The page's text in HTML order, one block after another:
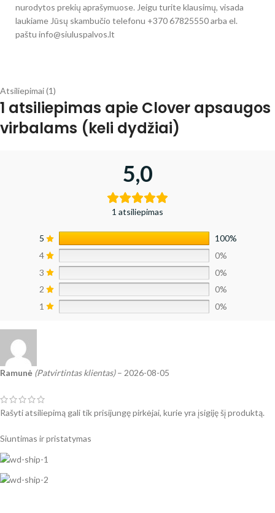
nurodytos prekių aprašymuose. Jeigu turite klausimų, visada
laukiame Jūsų skambučio telefonu +370 67825550 arba el.
paštu info@siuluspalvos.lt
Atsiliepimai (1)
1 atsiliepimas apie Clover apsaugos
virbalams (keli dydžiai)
5,0
1 atsiliepimas
5
100%
4
0%
3
0%
2
0%
1
0%
Ramunė (Patvirtintas klientas) – 2026-08-05
Rašyti atsiliepimą gali tik prisijungę pirkėjai, kurie yra įsigiję šį produktą.
Siuntimas ir pristatymas